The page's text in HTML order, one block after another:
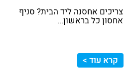
צריכים אחסנה ליד הבית? סניף
אחסון כל בראשון...
קרא עוד >